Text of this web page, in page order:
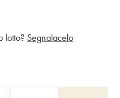
lotto? Segnalacelo